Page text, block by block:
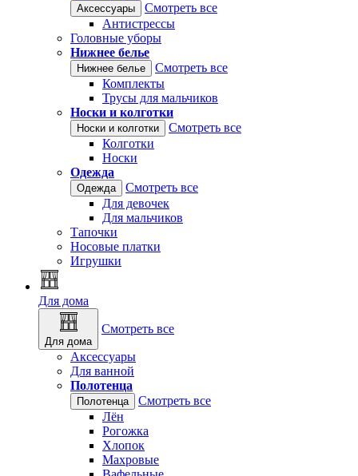
Аксессуары
Смотреть все
Антистрессы
Головные уборы
Нижнее белье
Нижнее белье
Смотреть все
Комплекты
Трусы для мальчиков
Носки и колготки
Носки и колготки
Смотреть все
Колготки
Носки
Одежда
Одежда
Смотреть все
Для девочек
Для мальчиков
Тапочки
Носовые платки
Игрушки
Для дома
Для дома
Смотреть все
Аксессуары
Для ванной
Полотенца
Полотенца
Смотреть все
Лён
Рогожка
Хлопок
Махровые